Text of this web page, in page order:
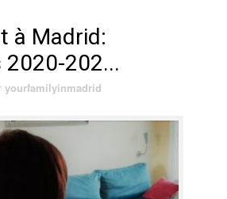
à Madrid:
202...
yourfamilyinmadrid